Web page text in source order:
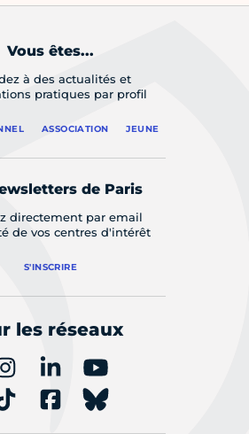
Vous êtes...
à des actualités et
pratiques par profil
ASSOCIATION JEUNE
de Paris
directement par email
de vos centres d'intérêt
S'INSCRIRE
les réseaux